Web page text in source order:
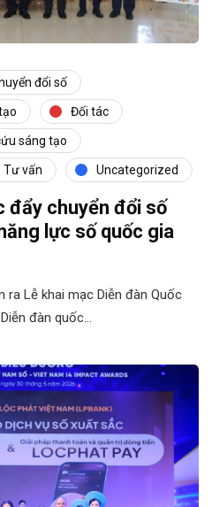
đổi số
Đối tác
sáng tạo
Tư vấn Uncategorized
đẩy chuyển đổi số
lực số quốc gia
ra Lễ khai mạc Diễn đàn Quốc
đàn quốc…